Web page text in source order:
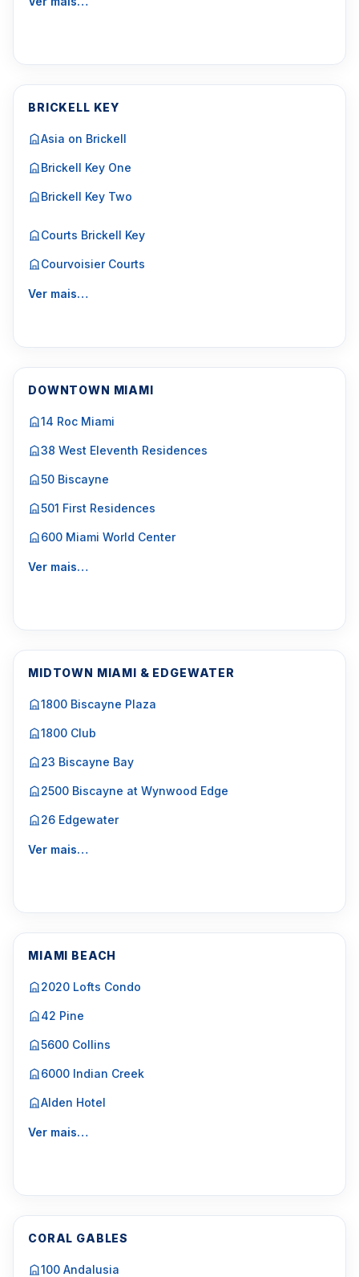
BRICKELL KEY
Asia on Brickell
Brickell Key One
Brickell Key Two
Courts Brickell Key
Courvoisier Courts
Ver mais…
DOWNTOWN MIAMI
14 Roc Miami
38 West Eleventh Residences
50 Biscayne
501 First Residences
600 Miami World Center
Ver mais…
MIDTOWN MIAMI & EDGEWATER
1800 Biscayne Plaza
1800 Club
23 Biscayne Bay
2500 Biscayne at Wynwood Edge
26 Edgewater
Ver mais…
MIAMI BEACH
2020 Lofts Condo
42 Pine
5600 Collins
6000 Indian Creek
Alden Hotel
Ver mais…
CORAL GABLES
100 Andalusia